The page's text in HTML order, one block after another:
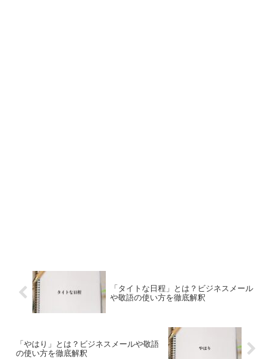
「タイトな日程」とは？ビジネスメール
や敬語の使い方を徹底解釈
「やはり」とは？ビジネスメールや敬語
の使い方を徹底解釈